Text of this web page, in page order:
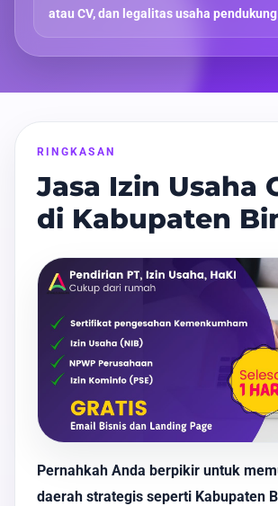
atau CV, dan legalitas usaha pendukung
RINGKASAN
Jasa Izin Usaha
di Kabupaten
Pernahkah Anda berpikir untuk
daerah strategis seperti Kabupaten